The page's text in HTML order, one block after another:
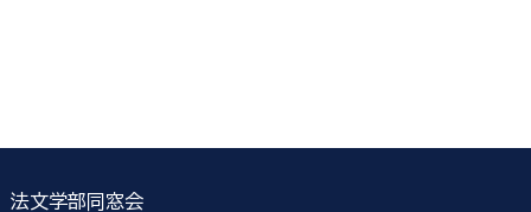
法文学部同窓会